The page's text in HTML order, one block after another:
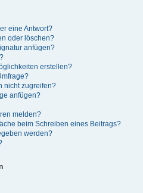
eine Antwort?
oder löschen?
anfügen?
erstellen?
nicht zugreifen?
anfügen?
melden?
beim Schreiben eines Beitrags?
werden?